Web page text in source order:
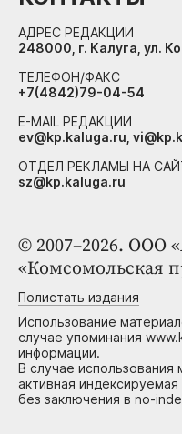
© 2007–2026. ООО
«Комсомольская
Полистать издания
Использование
случае упоминания
информации.
В случае использования
активная
без заключения в no-
АДРЕС РЕДАКЦИИ
248000, г. Калуга, ул.
ТЕЛЕФОН/ФАКС
+7(4842)79-04-54
E-MAIL РЕДАКЦИИ
ev@kp.kaluga.ru,
ОТДЕЛ РЕКЛАМЫ НА
sz@kp.kaluga.ru